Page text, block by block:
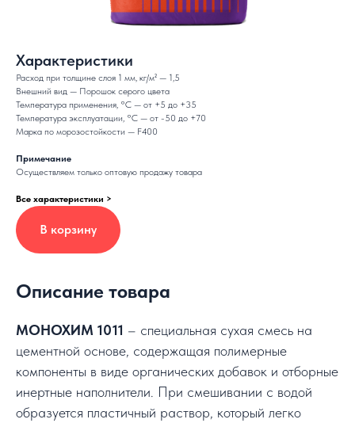
Характеристики
Расход при толщине слоя 1 мм, кг/м² — 1,5
Внешний вид — Порошок серого цвета
Температура применения, °C — от +5 до +35
Температура эксплуатации, °C — от -50 до +70
Марка по морозостойкости — F400
Примечание
Осуществляем только оптовую продажу товара
Все характеристики >
В корзину
Описание товара
МОНОХИМ 1011 – специальная сухая смесь на
цементной основе, содержащая полимерные
компоненты в виде органических добавок и отборные
инертные наполнители. При смешивании с водой
образуется пластичный раствор, который легко